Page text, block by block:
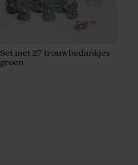
Set met 27 trouwbedankjes
groen